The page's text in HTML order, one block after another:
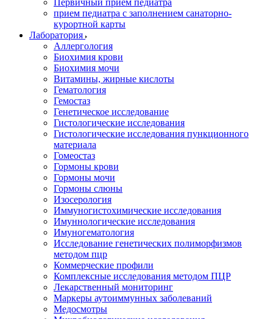
Первичный приём педиатра
прием педиатра с заполнением санаторно-
курортной карты
Лаборатория
Аллергология
Биохимия крови
Биохимия мочи
Витамины, жирные кислоты
Гематология
Гемостаз
Генетическое исследование
Гистологические исследования
Гистологические исследования пункционного
материала
Гомеостаз
Гормоны крови
Гормоны мочи
Гормоны слюны
Изосерология
Иммуногистохимические исследования
Имуннологические исследования
Имуногематология
Исследование генетических полиморфизмов
методом пцр
Коммерческие профили
Комплексные исследования методом ПЦР
Лекарственный мониторинг
Маркеры аутоиммунных заболеваний
Медосмотры